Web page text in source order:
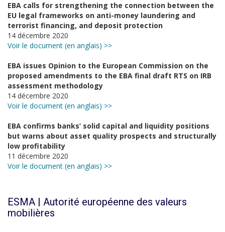
EBA calls for strengthening the connection between the
EU legal frameworks on anti-money laundering and
terrorist financing, and deposit protection
14 décembre 2020
Voir le document (en anglais) >>
EBA issues Opinion to the European Commission on the
proposed amendments to the EBA final draft RTS on IRB
assessment methodology
14 décembre 2020
Voir le document (en anglais) >>
EBA confirms banks’ solid capital and liquidity positions
but warns about asset quality prospects and structurally
low profitability
11 décembre 2020
Voir le document (en anglais) >>
ESMA | Autorité européenne des valeurs
mobilières